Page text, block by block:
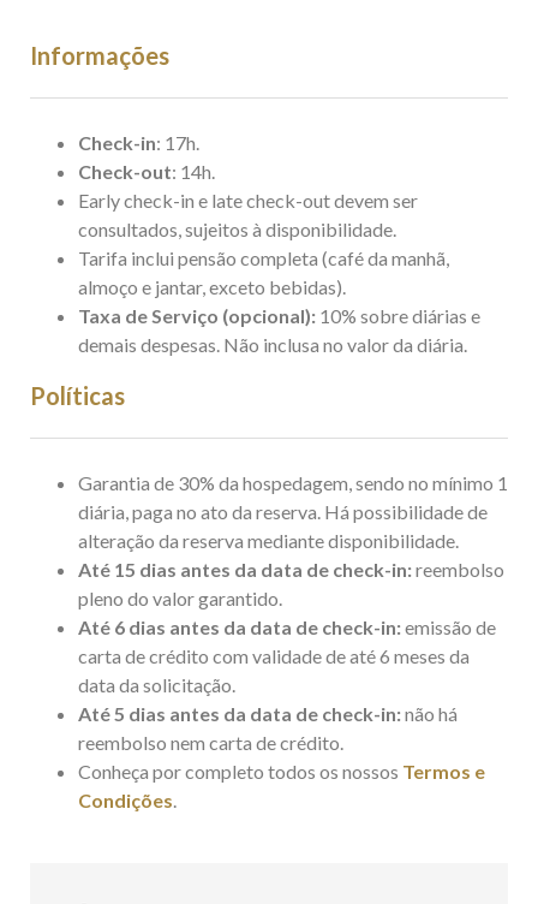
Informações
Check-in: 17h.
Check-out: 14h.
Early check-in e late check-out devem ser
consultados, sujeitos à disponibilidade.
Tarifa inclui pensão completa (café da manhã,
almoço e jantar, exceto bebidas).
Taxa de Serviço (opcional): 10% sobre diárias e
demais despesas. Não inclusa no valor da diária.
Políticas
​Garantia de 30% da hospedagem, sendo no mínimo 1
diária, paga no ato da reserva. Há possibilidade de
alteração da reserva mediante disponibilidade.
Até 15 dias antes da data de check-in:reembolso
pleno do valor garantido.
Até 6 dias antes da data de check-in:emissão de
carta de crédito com validade de até 6 meses da
data da solicitação.
Até 5 dias antes da data de check-in:não há
reembolso nem carta de crédito.
Conheça por completo todos os nossos Termos e
Condições.